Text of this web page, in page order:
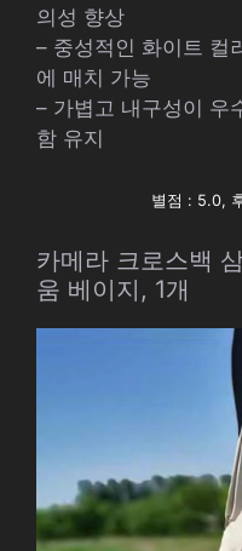
의성 향상
– 중성적인 화이트 컬
에 매치 가능
– 가볍고 내구성이 우
함 유지
별점 : 5.0,
카메라 크로스백
움 베이지, 1개